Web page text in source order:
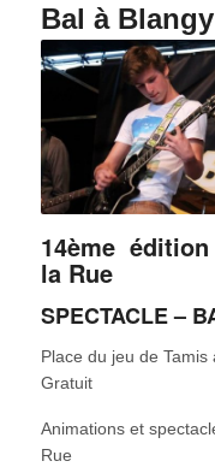
Bal à Blangy
14ème
la Rue
SPECTACLE –
Place du jeu de
Gratuit
Animations et
Rue